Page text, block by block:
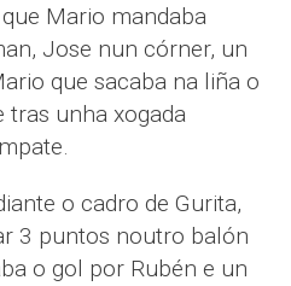
Mario mandaba
Jose nun córner, un
que sacaba na liña o
tras unha xogada
o cadro de Gurita,
3 puntos noutro balón
o gol por Rubén e un